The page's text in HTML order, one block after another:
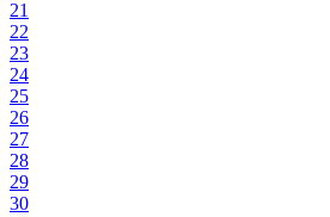
21
22
23
24
25
26
27
28
29
30